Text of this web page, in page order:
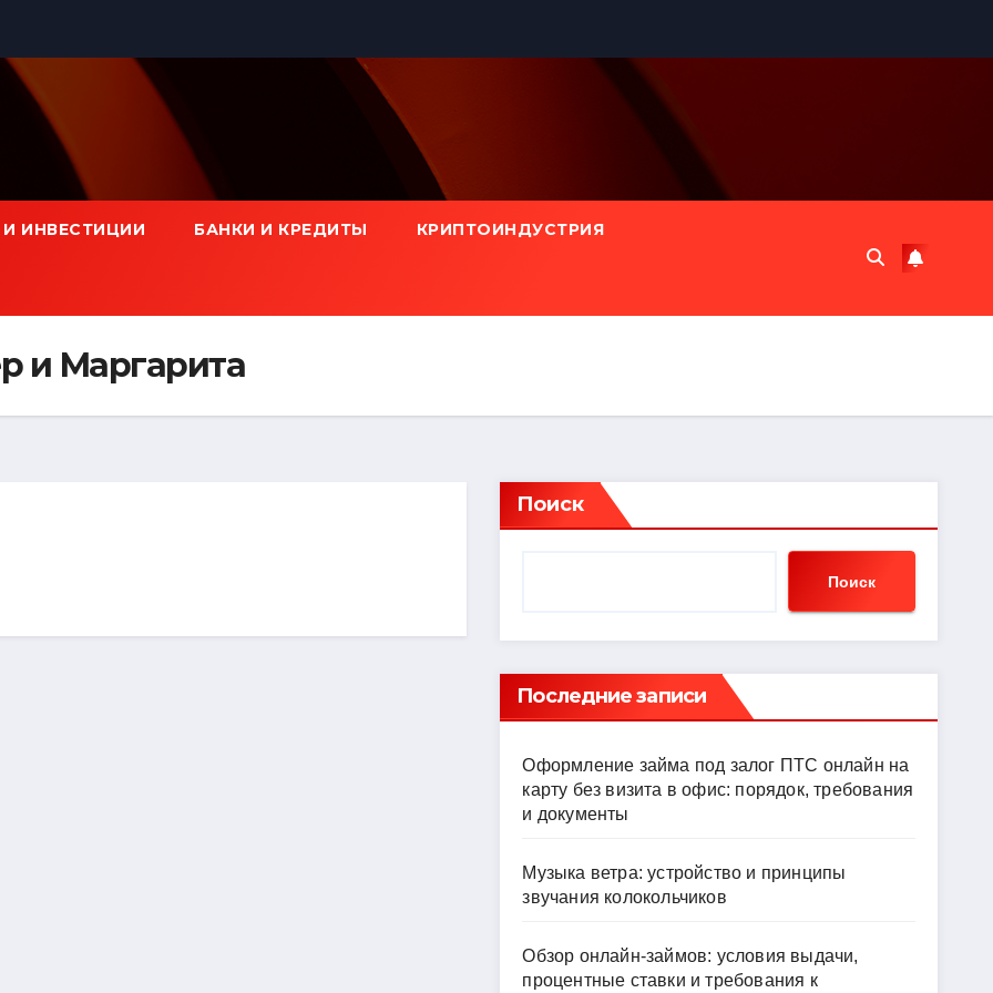
И ИНВЕСТИЦИИ БАНКИ И КРЕДИТЫ КРИПТОИНДУСТРИЯ
и Маргарита
Поиск
Поиск
Последние записи
Оформление займа под залог ПТС онлайн на
карту без визита в офис: порядок, требования
и документы
Музыка ветра: устройство и принципы
звучания колокольчиков
Обзор онлайн-займов: условия выдачи,
процентные ставки и требования к